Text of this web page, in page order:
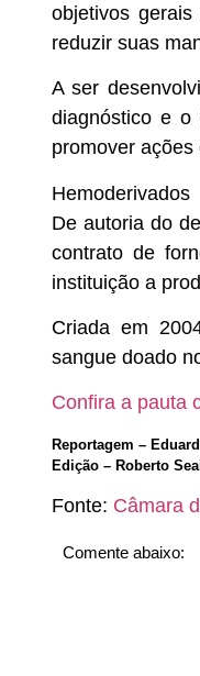
objetivos
reduzir suas
A ser
diagnóstico e o
promover
Hemoderivados
De autoria do
contrato de
instituição a
Criada em
sangue doado
Confira a pauta
Reportagem –
Edição – Roberto
Fonte: Câmara
Comente abaixo: